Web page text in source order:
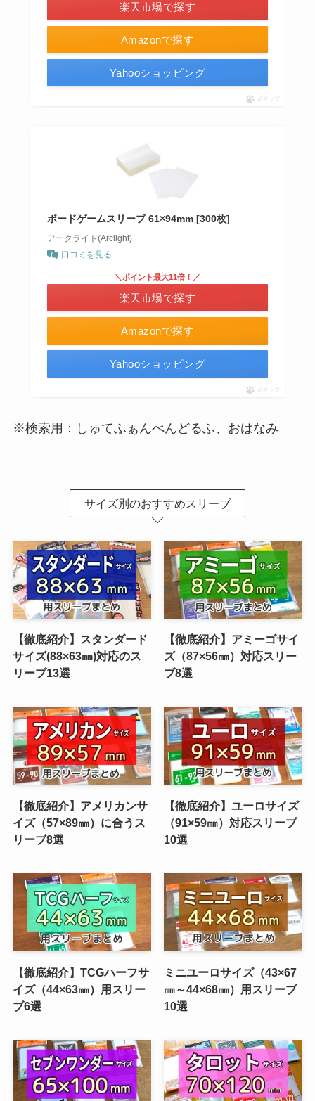
Amazonで探す
楽天市場で探す
Yahooショッピング
ポチップ
ボードゲームスリーブ 61×94mm [300枚]
アークライト(Arclight)
口コミを見る
Amazonで探す
＼ポイント最大11倍！／
楽天市場で探す
Yahooショッピング
ポチップ
※検索用：しゅてふぁんべんどるふ、おはなみ
サイズ別のおすすめスリーブ
【徹底紹介】スタンダード
サイズ(88×63㎜)対応のス
リーブ13選
【徹底紹介】アミーゴサイ
ズ（87×56㎜）対応スリー
ブ8選
【徹底紹介】アメリカンサ
イズ（57×89㎜）に合うス
リーブ8選
【徹底紹介】ユーロサイズ
（91×59㎜）対応スリーブ
10選
【徹底紹介】TCGハーフサ
イズ（44×63㎜）用スリー
ブ6選
ミニユーロサイズ（43×67
㎜～44×68㎜）用スリーブ
10選